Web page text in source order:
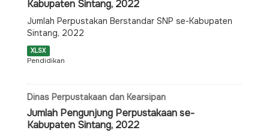
Kabupaten Sintang, 2022
Jumlah Perpustakan Berstandar SNP se-Kabupaten
Sintang, 2022
XLSX
Pendidikan
Dinas Perpustakaan dan Kearsipan
Jumlah Pengunjung Perpustakaan se-
Kabupaten Sintang, 2022